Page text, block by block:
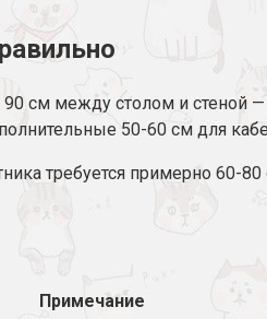
см между столом и стеной —
50-60 см для
требуется примерно
Примечание